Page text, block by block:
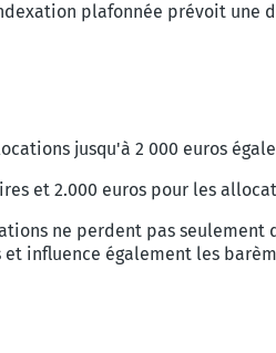
plafonnée prévoit
jusqu'à 2 000 euros
et 2.000 euros pour les
ne perdent pas
influence également les